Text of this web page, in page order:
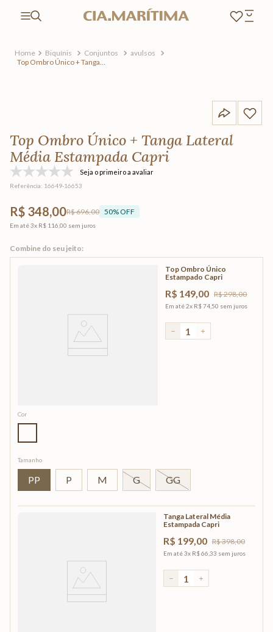
Biquínis Conjuntos
avulsos
Top Ombro Único + Tanga
Top Ombro Único + Tanga Lateral
Média Estampada Capri
Seja o primeiro a avaliar
Referência: 16649-16653
R$ 348,00R$ 696,00 50% OFF
Em até3x R$ 116,00 sem juros
Top Ombro Único
Estampado Capri
R$ 149,00 R$298,00
Em até2x R$74 50 sem juros
＋
－
Cor
Tamanho
PP P M G GG
Tanga Lateral Média
Estampada Capri
R$ 199,00 R$398,00
Em até3x R$66 33 sem juros
＋
－